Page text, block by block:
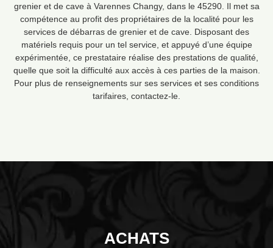
grenier et de cave à Varennes Changy, dans le 45290. Il met sa
compétence au profit des propriétaires de la localité pour les
services de débarras de grenier et de cave. Disposant des
matériels requis pour un tel service, et appuyé d’une équipe
expérimentée, ce prestataire réalise des prestations de qualité,
quelle que soit la difficulté aux accès à ces parties de la maison.
Pour plus de renseignements sur ses services et ses conditions
tarifaires, contactez-le.
ACHATS